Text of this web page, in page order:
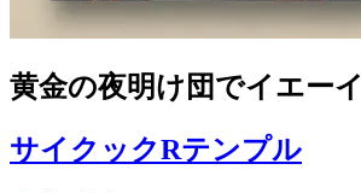
黄金の夜明け団でイエーイ
サイクックRテンプル